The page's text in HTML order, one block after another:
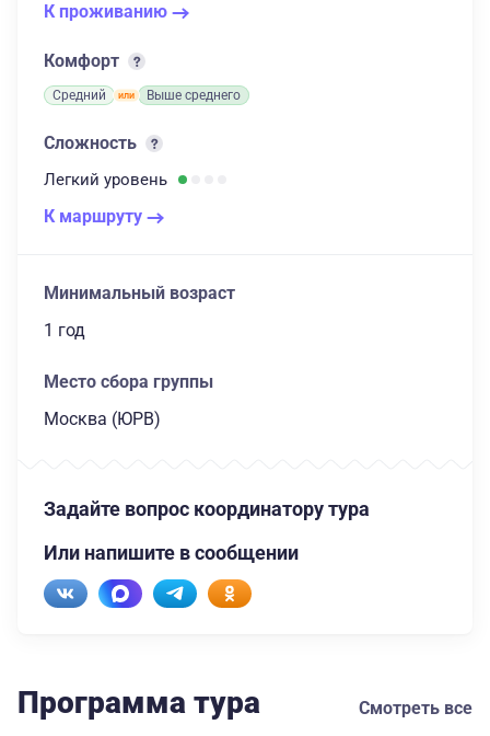
К проживанию
Комфорт
Средний Выше среднего
Сложность
Легкий уровень
К маршруту
Минимальный возраст
1 год
Место сбора группы
Москва (ЮРВ)
Задайте вопрос координатору тура
Или напишите в сообщении
Программа тура Смотреть все